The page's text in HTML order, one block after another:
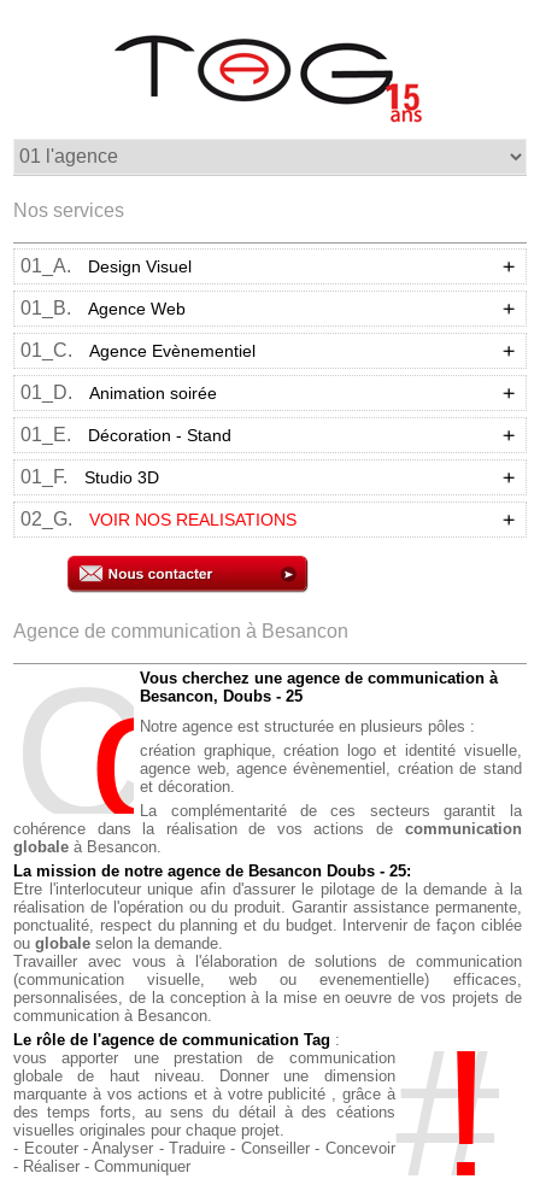
Nos services
01_A. Design Visuel
01_B. Agence Web
01_C. Agence Evènementiel
01_D. Animation soirée
01_E. Décoration - Stand
01_F. Studio 3D
02_G. VOIR NOS REALISATIONS
Agence de communication à Besancon
CoM
Vous cherchez une agence de communication à
Besancon, Doubs - 25
Notre agence est structurée en plusieurs pôles :
création graphique, création logo et identité visuelle,
agence web, agence évènementiel, création de stand
et décoration.
La complémentarité de ces secteurs garantit la
cohérence dans la réalisation de vos actions de communication
globale à Besancon.
La mission de notre agence de Besancon Doubs - 25:
Etre l'interlocuteur unique afin d'assurer le pilotage de la demande à la
réalisation de l'opération ou du produit. Garantir assistance permanente,
ponctualité, respect du planning et du budget. Intervenir de façon ciblée
ouglobale selon la demande.
Travailler avec vous à l'élaboration de solutions de communication
(communication visuelle, web ou evenementielle) efficaces,
personnalisées, de la conception à la mise en oeuvre de vos projets de
communication à Besancon.
#
Le rôle de l'agence de communication Tag :
vous apporter une prestation de communication
globale de haut niveau. Donner une dimension
marquante à vos actions et à votre publicité , grâce à
des temps forts, au sens du détail à des céations
visuelles originales pour chaque projet.
- Ecouter - Analyser - Traduire - Conseiller - Concevoir
- Réaliser - Communiquer